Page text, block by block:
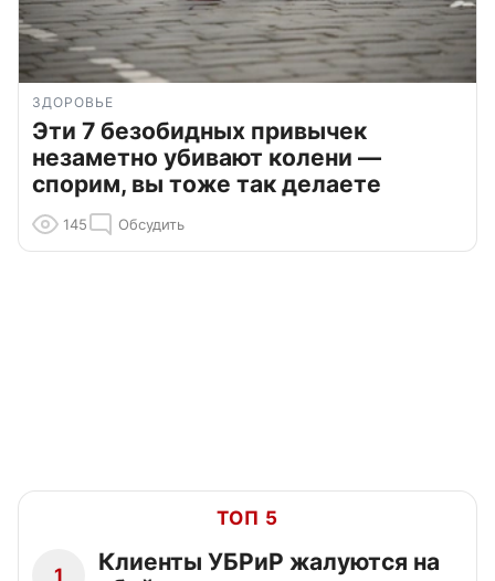
ЗДОРОВЬЕ
Эти 7 безобидных привычек
незаметно убивают колени —
спорим, вы тоже так делаете
145 Обсудить
ТОП 5
1
Клиенты УБРиР жалуются на